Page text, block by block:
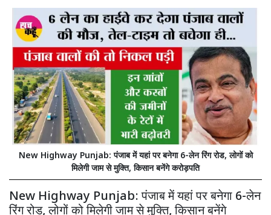
New Highway Punjab: पंजाब में यहां पर बनेगा 6-लेन रिंग रोड, लोगों को
मिलेगी जाम से मुक्ति, किसान बनेंगे करोड़पति
New Highway Punjab: पंजाब में यहां पर बनेगा 6-लेन
रिंग रोड, लोगों को मिलेगी जाम से मुक्ति, किसान बनेंगे